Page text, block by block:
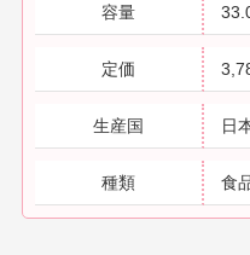
容量
定価
生産国 日
種類 食